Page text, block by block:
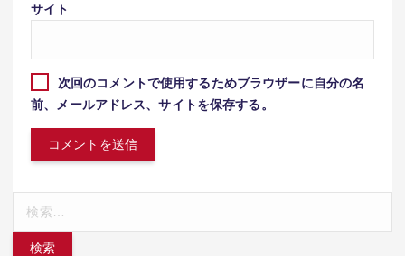
サイト
次回のコメントで使用するためブラウザーに自分の名
前、メールアドレス、サイトを保存する。